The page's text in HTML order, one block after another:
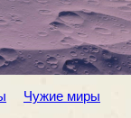
Чужие миры